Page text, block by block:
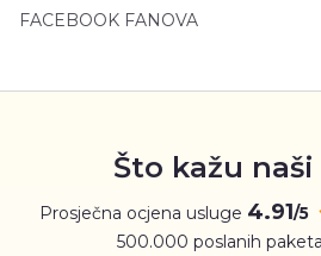
FACEBOOK FANOVA
Što kažu
Prosječna ocjena usluge 4.91/5
500.000 poslanih